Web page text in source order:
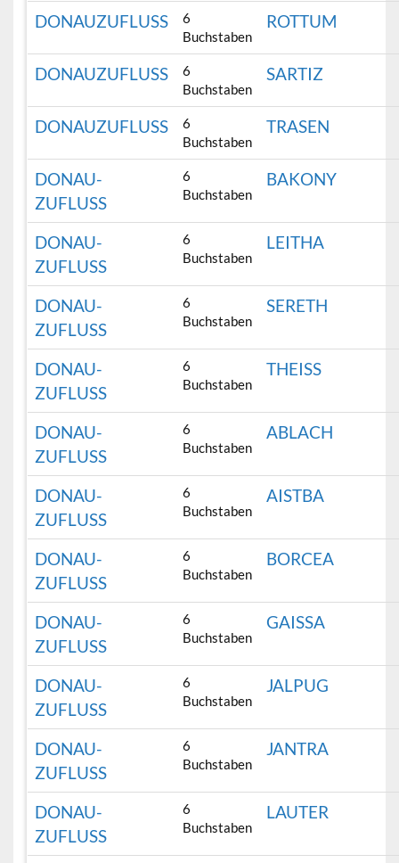
DONAUZUFLUSS
6
Buchstaben
ROTTUM
DONAUZUFLUSS
6
Buchstaben
SARTIZ
DONAUZUFLUSS
6
Buchstaben
TRASEN
DONAU-
ZUFLUSS
6
Buchstaben
BAKONY
DONAU-
ZUFLUSS
6
Buchstaben
LEITHA
DONAU-
ZUFLUSS
6
Buchstaben
SERETH
DONAU-
ZUFLUSS
6
Buchstaben
THEISS
DONAU-
ZUFLUSS
6
Buchstaben
ABLACH
DONAU-
ZUFLUSS
6
Buchstaben
AISTBA
DONAU-
ZUFLUSS
6
Buchstaben
BORCEA
DONAU-
ZUFLUSS
6
Buchstaben
GAISSA
DONAU-
ZUFLUSS
6
Buchstaben
JALPUG
DONAU-
ZUFLUSS
6
Buchstaben
JANTRA
DONAU-
ZUFLUSS
6
Buchstaben
LAUTER